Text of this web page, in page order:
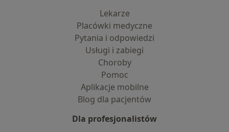
Lekarze
Placówki medyczne
Pytania i odpowiedzi
Usługi i zabiegi
Choroby
Pomoc
Aplikacje mobilne
Blog dla pacjentów
Dla profesjonalistów